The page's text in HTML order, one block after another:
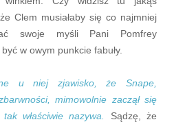
Clem musiałaby się co najmniej
swoje myśli Pani Pomfrey
w owym punkcie fabuły.
u niej zjawisko, że Snape,
mimowolnie zaczął się
właściwie nazywa.
Sądzę, że